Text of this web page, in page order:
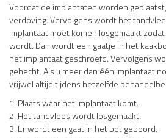
Voordat de implantaten worden
verdoving. Vervolgens wordt het
implantaat moet komen losgemaakt
wordt. Dan wordt een gaatje in het
het implantaat geschroefd. Vervolgens
gehecht. Als u meer dan één implantaat
vrijwel altijd tijdens hetzelfde
Plaats waar het implantaat komt.
Het tandvlees wordt losgemaakt.
Er wordt een gaat in het bot geboord.